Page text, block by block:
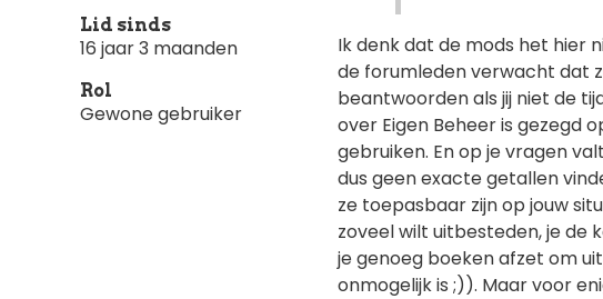
Lid sinds
16 jaar 3 maanden
Rol
Gewone gebruiker
Ik denk dat de mods het hier
de forumleden verwacht dat
beantwoorden als jij niet de
over Eigen Beheer is gezegd
gebruiken. En op je vragen
dus geen exacte getallen
ze toepasbaar zijn op jouw
zoveel wilt uitbesteden, je de
je genoeg boeken afzet om
onmogelijk is ;)). Maar voor